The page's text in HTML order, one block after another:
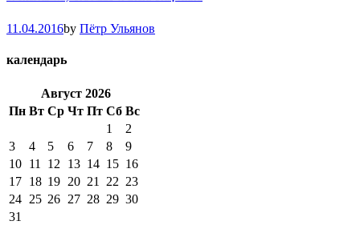
11.04.2016by Пётр Ульянов
календарь
Август 2026
Пн Вт Ср Чт Пт Сб Вс
1
2
3
4 5 6 7 8
9
10 11 12 13 14 15 16
17 18 19 20 21 22 23
24 25 26 27 28 29 30
31